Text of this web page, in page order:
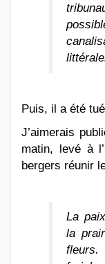
Puis, il a été
J’aimerais
matin, levé à
bergers réunir
La
la